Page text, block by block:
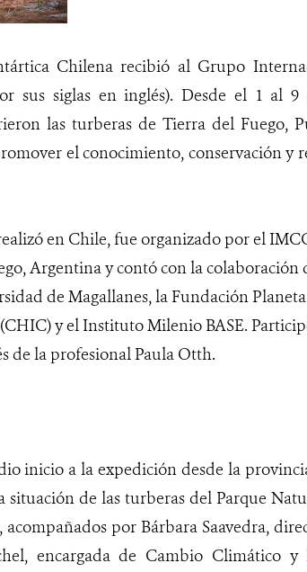
Chilena recibió al Grupo
sus siglas en inglés). Desde el 1 al
las turberas de Tierra del Fuego,
el conocimiento, conservación y
en Chile, fue organizado por el
Argentina y contó con la colaboración
de Magallanes, la Fundación
y el Instituto Milenio BASE.
de la profesional Paula Otth.
inicio a la expedición desde la
de las turberas del Parque
por Bárbara Saavedra,
encargada de Cambio Climático y